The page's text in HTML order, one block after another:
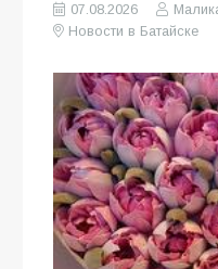
07.08.2026
Новости в Батайске